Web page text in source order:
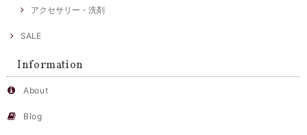
アクセサリー・洗剤
SALE
Information
About
Blog